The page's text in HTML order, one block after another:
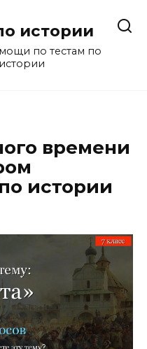
истории
по тестам по
истории
времени
истории